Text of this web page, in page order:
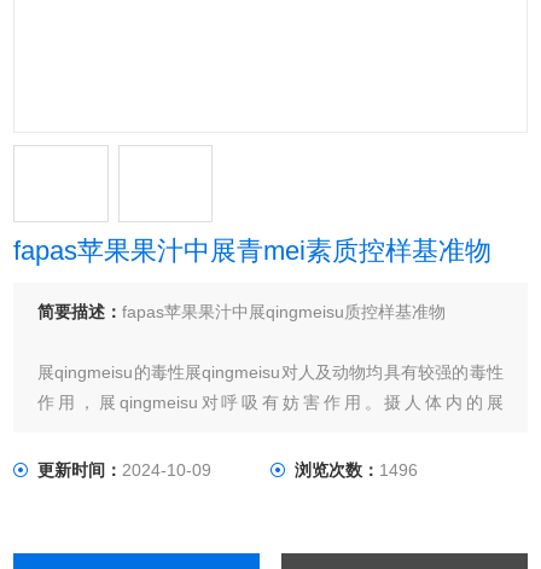
fapas苹果果汁中展青mei素质控样基准物
简要描述：fapas苹果果汁中展qingmeisu质控样基准物
展qingmeisu的毒性展qingmeisu对人及动物均具有较强的毒性
作用，展qingmeisu对呼吸有妨害作用。摄人体内的展
异常，从而间接地引起生理呼吸异常
更新时间：2024-10-09 浏览次数： 1496